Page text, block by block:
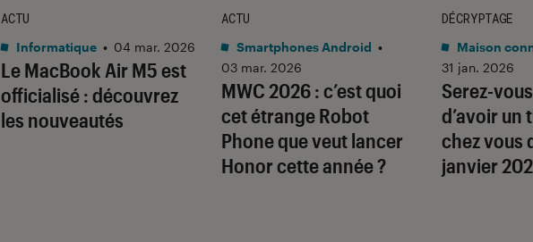
Le MacBook Air M5 est
officialisé : découvrez
les nouveautés
ACTU
Informatique • 04 mar. 2026
MWC 2026 : c’est quoi
cet étrange Robot
Phone que veut lancer
Honor cette année ?
ACTU
Smartphones Android •
03 mar. 2026
Serez-
d’avoir un
chez vous
janvier
DÉCRYPTAGE
Maison
31 jan. 2026